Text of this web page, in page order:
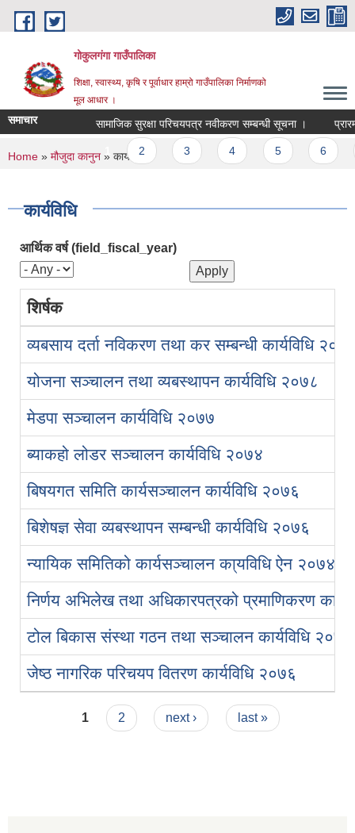
Skip to main content
गोकुलगंगा गाउँपालिका
शिक्षा, स्वास्थ्य, कृषि र पूर्वाधार हाम्रो गाउँपालिका निर्माणको
मूल आधार ।
समाचार सामाजिक सुरक्षा परिचयपत्र नवीकरण सम्बन्धी सूचना ।
Pages
1
You are here
Home » मौजुदा कानुन » कार्यविधि
कार्यविधि
आर्थिक वर्ष (field_fiscal_year)
शिर्षक
व्यबसाय दर्ता नविकरण तथा कर सम्बन्धी कार्यविधि
योजना सञ्चालन तथा व्यबस्थापन कार्यविधि २०७८
मेडपा सञ्चालन कार्यविधि २०७७
ब्याकहो लोडर सञ्चालन कार्यविधि २०७४
बिषयगत समिति कार्यसञ्चालन कार्यविधि २०७६
बिशेषज्ञ सेवा व्यबस्थापन सम्बन्धी कार्यविधि २०७६
न्यायिक समितिको कार्यसञ्चालन का्यविधि ऐन २०७४
निर्णय अभिलेख तथा अधिकारपत्रको प्रमाणिकरण
टोल बिकास संस्था गठन तथा सञ्चालन कार्यविधि २०७८
जेष्ठ नागरिक परिचयप वितरण कार्यविधि २०७६
Pages
1 2 next › last »